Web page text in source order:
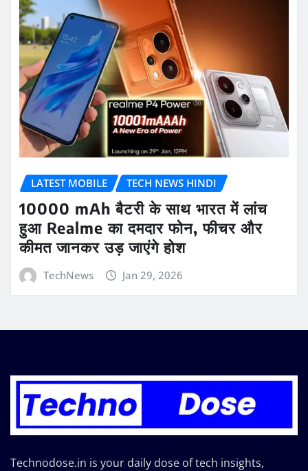
LATEST MOBILE TECH NEWS HINDI
10000 mAh बैटरी के साथ भारत में लांच
हुआ Realme का दमदार फोन, फीचर और
कीमत जानकर उड़ जाएंगे होश
TechNews Jan 29, 2026
Technodose.in is your daily dose of tech insights,